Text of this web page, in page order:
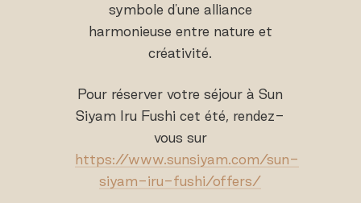
symbole d'une alliance
harmonieuse entre nature et
créativité.
Pour réserver votre séjour à Sun
Siyam Iru Fushi cet été, rendez-
vous sur
https://www.sunsiyam.com/sun-
siyam-iru-fushi/offers/